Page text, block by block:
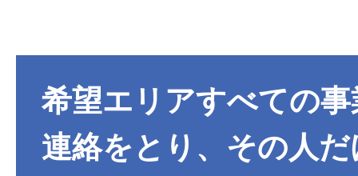
希望エリアすべての
連絡をとり、その人